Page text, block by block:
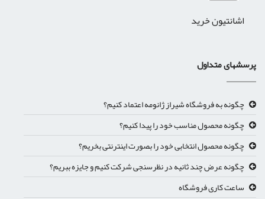
اشانتیون خرید
پرسشهای متداول
چگونه به فروشگاه شیراز ژانومه اعتماد کنیم؟
چگونه محصول مناسب خود را پیدا کنیم؟
چگونه محصول انتخابی خود را بصورت اینترنتی بخریم؟
چگونه عرض چند ثانیه در نظرسنجی شرکت کنیم و جایزه ببریم؟
ساعت کاری فروشگاه